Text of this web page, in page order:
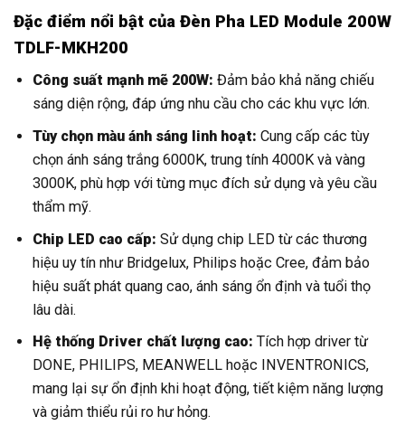
Đặc điểm nổi bật của Đèn Pha LED Module 200W
TDLF-MKH200
Công suất mạnh mẽ 200W: Đảm bảo khả năng chiếu
sáng diện rộng, đáp ứng nhu cầu cho các khu vực lớn.
Tùy chọn màu ánh sáng linh hoạt: Cung cấp các tùy
chọn ánh sáng trắng 6000K, trung tính 4000K và vàng
3000K, phù hợp với từng mục đích sử dụng và yêu cầu
thẩm mỹ.
Chip LED cao cấp: Sử dụng chip LED từ các thương
hiệu uy tín như Bridgelux, Philips hoặc Cree, đảm bảo
hiệu suất phát quang cao, ánh sáng ổn định và tuổi thọ
lâu dài.
Hệ thống Driver chất lượng cao: Tích hợp driver từ
DONE, PHILIPS, MEANWELL hoặc INVENTRONICS,
mang lại sự ổn định khi hoạt động, tiết kiệm năng lượng
và giảm thiểu rủi ro hư hỏng.